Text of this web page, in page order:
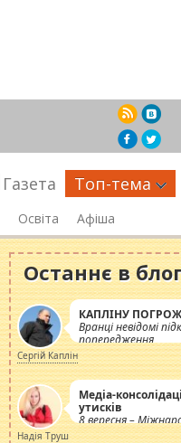
Газета Топ-тема
Освіта Афіша
Останнє в
КАПЛІНУ
Вранці невідомі
попередження
Сергій Каплін
Медіа-
утисків
8 вересня –
журналістів.
Надія Труш